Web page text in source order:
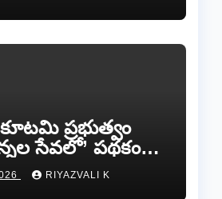
ప్రభుత్వం
సేవలో’ పథకం
ఆర్థిక
RIYAZVALI K